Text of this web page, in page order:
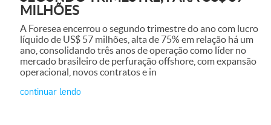
MILHÕES
A Foresea encerrou o segundo trimestre do ano com lucro
líquido de US$ 57 milhões, alta de 75% em relação há um
ano, consolidando três anos de operação como líder no
mercado brasileiro de perfuração offshore, com expansão
operacional, novos contratos e in
continuar lendo